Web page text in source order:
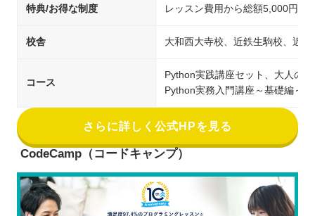
特典/お得な制度 レッスン費用から総額5,000円
校舎 大和西大寺校、近鉄生駒校、近鉄
コース
Python実践講座セット、大人の
Python実務入門講座～基礎編～
さらに詳しく公式HPを見る
CodeCamp（コードキャンプ）